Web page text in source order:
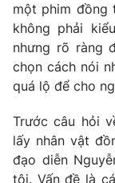
Thị trường 24h
VTV4
Liên hệ tòa
một phim đồng
không phải
nhưng rõ ràng
chọn cách nói
quá lộ để cho
Trước câu hỏi
lấy nhân vật
đạo diễn
tội. Vấn đề là